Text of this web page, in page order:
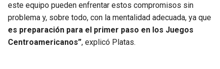
este equipo pueden enfrentar estos compromisos sin
problema y, sobre todo, con la mentalidad adecuada, ya que
es preparación para el primer paso en los Juegos
Centroamericanos”, explicó Platas.